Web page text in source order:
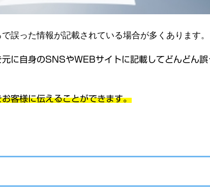
誤った情報が記載されている場合が多くあります。
に自身のSNSやWEBサイトに記載してどんどん
客様に伝えることができます。